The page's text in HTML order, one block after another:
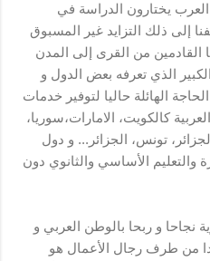
يختارون الدراسة في
إلى ذلك التزايد غير المسبوق
القادمين من القرى إلى المدن
الذي تعرفه بعض الدول و
الهائلة حاليا لتوفير خدمات
كالكويت، الامارات،سوريا،
تونس، الجزائر... و دول
الأساسي والثانوي دون
نجاحا و ربحا بالوطن العربي و
من طرف رجال الأعمال هو